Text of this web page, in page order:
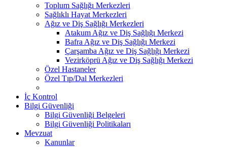
Toplum Sağlığı Merkezleri
Sağlıklı Hayat Merkezleri
Ağız ve Diş Sağlığı Merkezleri
Atakum Ağız ve Diş Sağlığı Merkezi
Bafra Ağız ve Diş Sağlığı Merkezi
Çarşamba Ağız ve Diş Sağlığı Merkezi
Vezirköprü Ağız ve Diş Sağlığı Merkezi
Özel Hastaneler
Özel Tıp/Dal Merkezleri
İç Kontrol
Bilgi Güvenliği
Bilgi Güvenliği Belgeleri
Bilgi Güvenliği Politikaları
Mevzuat
Kanunlar